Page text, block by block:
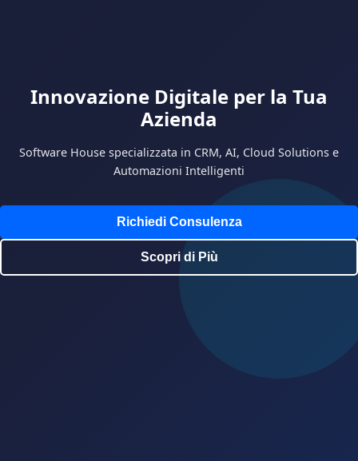
Innovazione Digitale per la Tua
Azienda
Software House specializzata in CRM, AI, Cloud Solutions e
Automazioni Intelligenti
Richiedi Consulenza
Scopri di Più